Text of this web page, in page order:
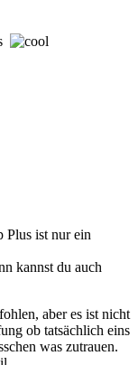
Plus ist nur ein
kannst du auch
aber es ist nicht
ob tatsächlich eins
was zutrauen.